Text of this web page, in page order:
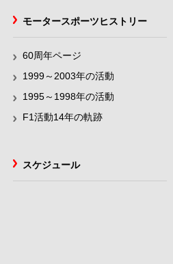
モータースポーツヒストリー
60周年ページ
1999～2003年の活動
1995～1998年の活動
F1活動14年の軌跡
スケジュール